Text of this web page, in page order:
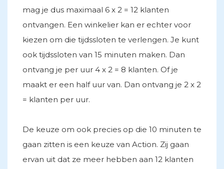
mag je dus maximaal 6 x 2 = 12 klanten
ontvangen. Een winkelier kan er echter voor
kiezen om die tijdssloten te verlengen. Je kunt
ook tijdssloten van 15 minuten maken. Dan
ontvang je per uur 4 x 2 = 8 klanten. Of je
maakt er een half uur van. Dan ontvang je 2 x 2
= klanten per uur.
De keuze om ook precies op die 10 minuten te
gaan zitten is een keuze van Action. Zij gaan
ervan uit dat ze meer hebben aan 12 klanten